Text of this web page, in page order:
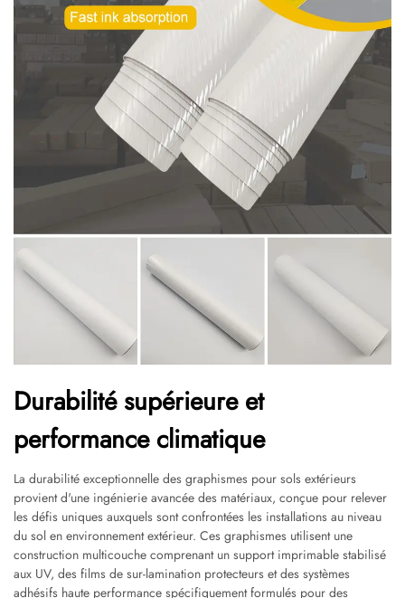
Durabilité supérieure et
performance climatique
La durabilité exceptionnelle des graphismes pour sols extérieurs
provient d'une ingénierie avancée des matériaux, conçue pour relever
les défis uniques auxquels sont confrontées les installations au niveau
du sol en environnement extérieur. Ces graphismes utilisent une
construction multicouche comprenant un support imprimable stabilisé
aux UV, des films de sur-lamination protecteurs et des systèmes
adhésifs haute performance spécifiquement formulés pour des